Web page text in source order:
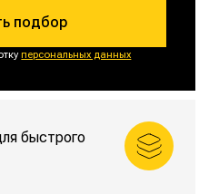
подбор
персональных данных
быстрого